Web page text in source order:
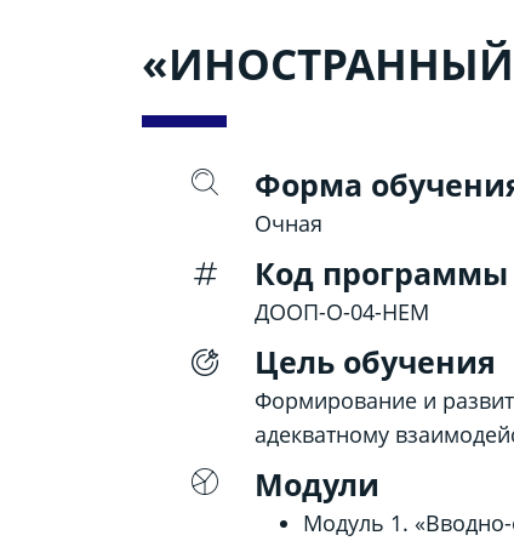
Форма
Очная
Код программы
ДООП-О-04-НЕМ
Цель обучения
Формирование и
адекватному
Модули
Модуль 1.